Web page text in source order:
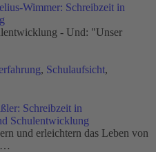
Wimmer: Schreibzeit in
- Und: "Unser
, Schulaufsicht,
Schreibzeit in
Schulentwicklung
und erleichtern das Leben von
…